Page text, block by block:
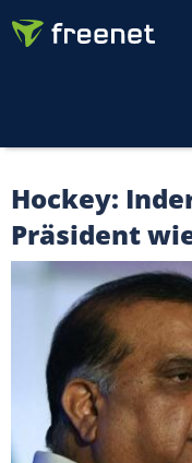
Hockey:
Präsident